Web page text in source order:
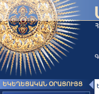
ԵԿԵՂԵՑԱԿԱՆ ՕՐԱՑՈՒՅՑ